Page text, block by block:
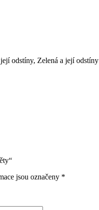
odstíny, Zelená a její odstíny
jsou označeny *